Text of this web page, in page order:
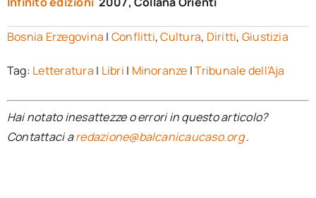
Bosnia Erzegovina | Conflitti,Cultura, Diritti, Giustizia
Tag: Letteratura | Libri | Minoranze |Tribunale dell'Aja
Hai notato inesattezze o errori in questo articolo?
Contattaci aredazione@balcanicaucaso.org.